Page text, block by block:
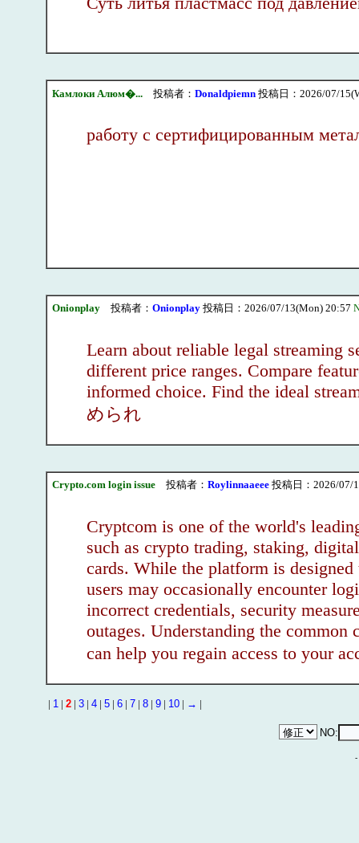
Камлоки Алюм�...投稿者： Donaldpiemn投稿日：2026/07/
работу с сертифицированным
Onionplay投稿者： Onionplay投稿日：2026/07/13(Mon) 20:57
Learn about reliable legal streaming
different price ranges. Compare
informed choice. Find the ideal
められ
Crypto.com login issue投稿者： Roylinnaaeee投稿日：2026/07/
Cryptcom is one of the world's
such as crypto trading, staking,
cards. While the platform is designed
users may occasionally encounter
incorrect credentials, security
outages. Understanding the common
can help you regain access to your
| 1 | 2| 3| 4| 5| 6| 7| 8| 9| 10| → |
NO:
-